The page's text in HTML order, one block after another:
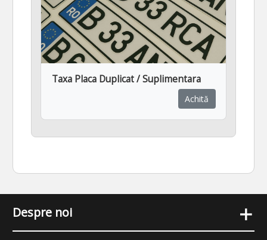
Taxa Placa Duplicat / Suplimentara
Achită
Despre noi
+